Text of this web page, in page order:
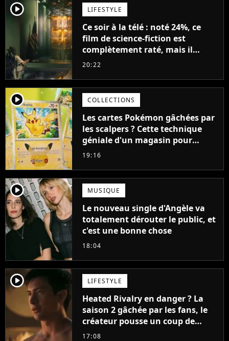
player2 LIFESTYLE
Ce soir à la télé : noté 24%, ce
film de science-fiction est
complètement raté, mais il
aurait pu être encore pire à
20:22
player2 COLLECTIONS
Les cartes Pokémon gâchées par
les scalpers ? Cette technique
géniale d'un magasin pour
ruiner les revendeurs
19:16
player2 MUSIQUE
Le nouveau single d'Angèle va
totalement dérouter le public, et
c'est une bonne chose
18:04
player2 LIFESTYLE
Heated Rivalry en danger ? La
saison 2 gâchée par les fans, le
créateur pousse un coup de
gueule
17:08